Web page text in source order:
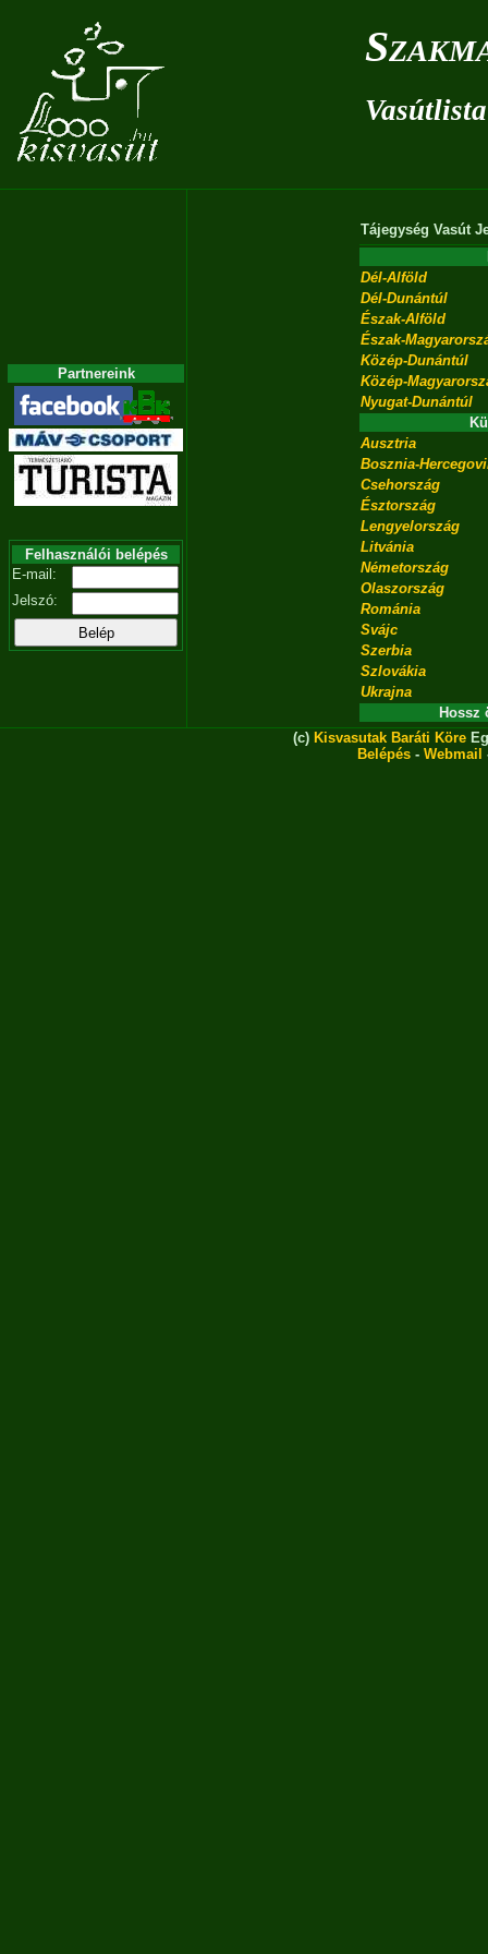
Partnereink
Felhasználói belépés
E-mail:
Jelszó:
Tájegység Vasút
Dél-Alföld
Dél-Dunántúl
Észak-Alföld
Észak-
Közép-Dunántúl
Közép-
Nyugat-Dunántúl
Ausztria
Bosznia-
Csehország
Észtország
Lengyelország
Litvánia
Németország
Olaszország
Románia
Svájc
Szerbia
Szlovákia
Ukrajna
Hossz
(c) Kisvasutak Baráti Köre
Belépés - Webmail